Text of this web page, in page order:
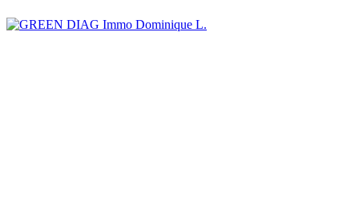
Dominique L.